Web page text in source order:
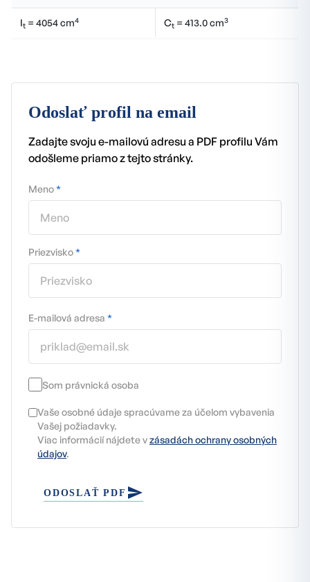
It = 4054 cm4 Ct = 413.0 cm3
Odoslať profil na email
Zadajte svoju e-mailovú adresu a PDF profilu Vám
odošleme priamo z tejto stránky.
Meno*
Priezvisko*
E-mailová adresa *
Som právnická osoba
Vaše osobné údaje spracúvame za účelom vybavenia
Vašej požiadavky.
Viac informácií nájdete vzásadách ochrany osobných
údajov.
ODOSLAŤ PDF